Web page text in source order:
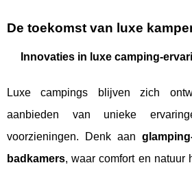
De toekomst van luxe
Innovaties in luxe camping-
Luxe campings blijven zich
aanbieden van unieke
voorzieningen. Denk aan
badkamers, waar comfort en natuur